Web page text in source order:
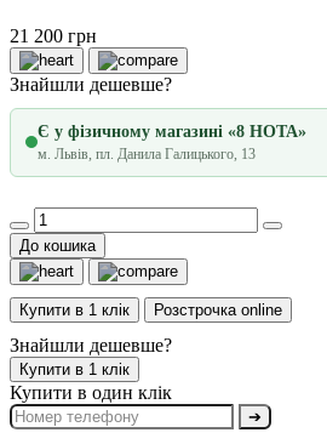
21 200 грн
Знайшли дешевше?
Є у фізичному магазині «8 НОТА»
м. Львів, пл. Данила Галицького, 13
До кошика
Купити в 1 клік Розстрочка online
Знайшли дешевше?
Купити в 1 клік
Купити в один клік
➔